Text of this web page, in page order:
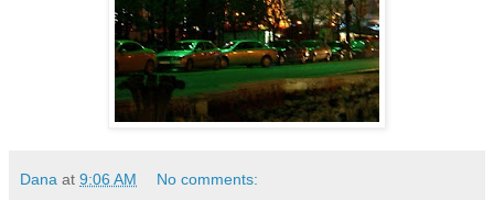
Dana at 9:06 AM No comments: